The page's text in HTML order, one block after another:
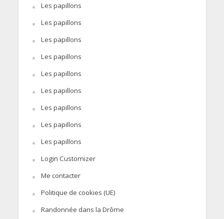
Les papillons
Les papillons
Les papillons
Les papillons
Les papillons
Les papillons
Les papillons
Les papillons
Les papillons
Login Customizer
Me contacter
Politique de cookies (UE)
Randonnée dans la Drôme